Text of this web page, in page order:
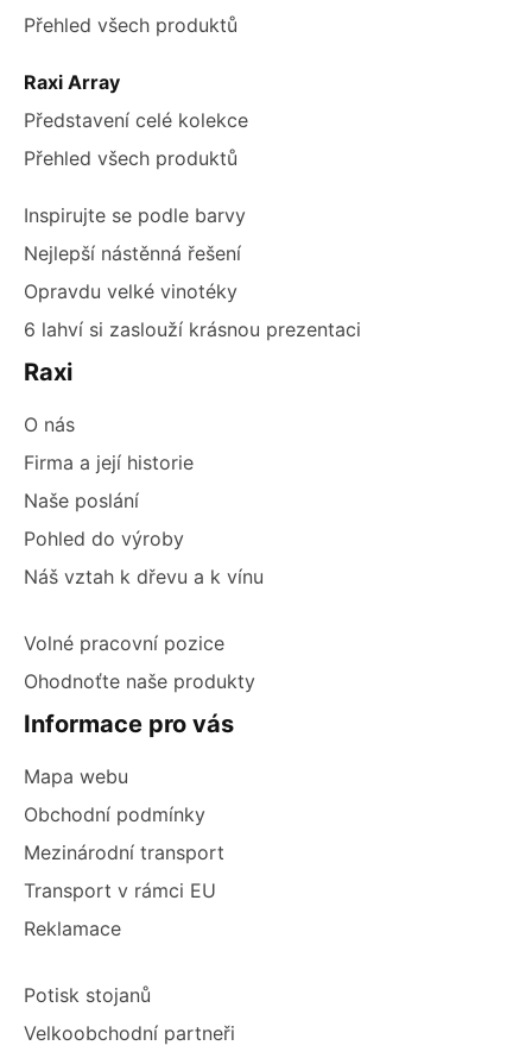
Přehled všech produktů
Raxi Array
Představení celé kolekce
Přehled všech produktů
Inspirujte se podle barvy
Nejlepší nástěnná řešení
Opravdu velké vinotéky
6 lahví si zaslouží krásnou prezentaci
Raxi
O nás
Firma a její historie
Naše poslání
Pohled do výroby
Náš vztah k dřevu a k vínu
Volné pracovní pozice
Ohodnoťte naše produkty
Informace pro vás
Mapa webu
Obchodní podmínky
Mezinárodní transport
Transport v rámci EU
Reklamace
Potisk stojanů
Velkoobchodní partneři